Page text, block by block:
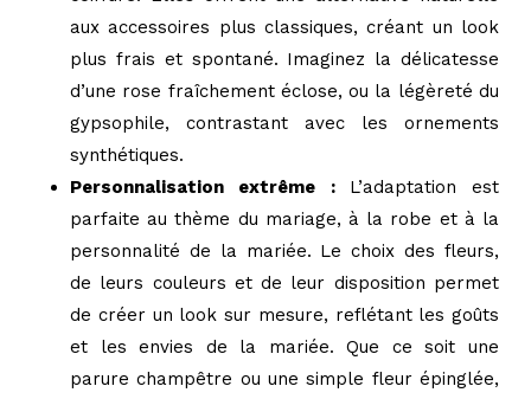
aux accessoires plus classiques, créant un look
plus frais et spontané. Imaginez la délicatesse
d’une rose fraîchement éclose, ou la légèreté du
gypsophile, contrastant avec les ornements
synthétiques.
Personnalisation extrême : L’adaptation est
parfaite au thème du mariage, à la robe et à la
personnalité de la mariée. Le choix des fleurs,
de leurs couleurs et de leur disposition permet
de créer un look sur mesure, reflétant les goûts
et les envies de la mariée. Que ce soit une
parure champêtre ou une simple fleur épinglée,